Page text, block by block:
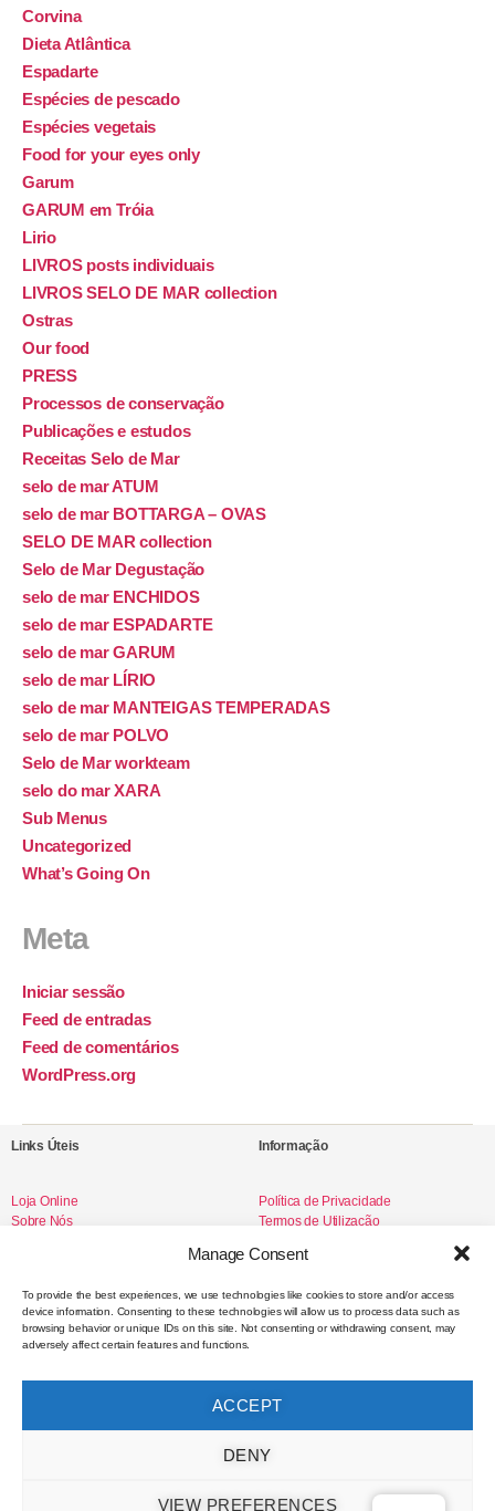
Manage Consent
To provide the best experiences, we use technologies like cookies to store and/or access
device information. Consenting to these technologies will allow us to process data such as
browsing behavior or unique IDs on this site. Not consenting or withdrawing consent, may
adversely affect certain features and functions.
ACCEPT
DENY
VIEW PREFERENCES
Corvina
Dieta Atlântica
Espadarte
Espécies de pescado
Espécies vegetais
Food for your eyes only
Garum
GARUM em Tróia
Lirio
LIVROS posts individuais
LIVROS SELO DE MAR collection
Ostras
Our food
PRESS
Processos de conservação
Publicações e estudos
Receitas Selo de Mar
selo de mar ATUM
selo de mar BOTTARGA – OVAS
SELO DE MAR collection
Selo de Mar Degustação
selo de mar ENCHIDOS
selo de mar ESPADARTE
selo de mar GARUM
selo de mar LÍRIO
selo de mar MANTEIGAS TEMPERADAS
selo de mar POLVO
Selo de Mar workteam
selo do mar XARA
Sub Menus
Uncategorized
What’s Going On
Meta
Iniciar sessão
Feed de entradas
Feed de comentários
WordPress.org
Links Úteis
Loja Online
Sobre Nós
Informação
Política de Privacidade
Termos de Utilização
Redes Sociais